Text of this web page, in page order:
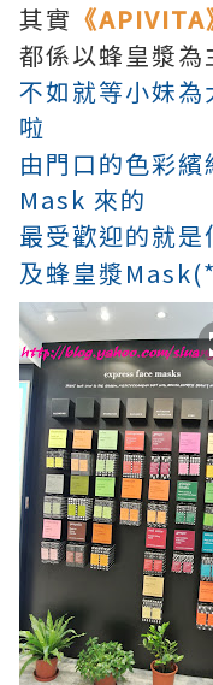
其實 《APIVITA
都係以蜂皇漿為
不如就等小妹
啦
由門口的色彩
Mask 來的
最受歡迎的就是
及蜂皇漿